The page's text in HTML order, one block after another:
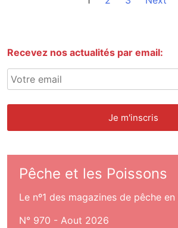
Recevez nos actualités par email:
Pêche et les Poissons
Le nº1 des magazines de pêche en
N° 970 - Aout 2026